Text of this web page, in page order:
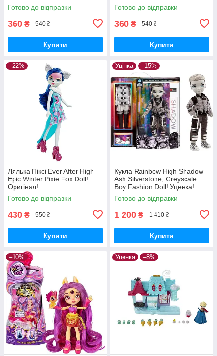
Готово до відправки
360 ₴ 540 ₴
Купити
Готово до відправки
360 ₴ 540 ₴
Купити
–22%
Лялька Піксі Ever After High
Epic Winter Pixie Fox Doll!
Оригінал!
Готово до відправки
430 ₴ 550 ₴
Купити
Уцінка –15%
Кукла Rainbow High Shadow
Ash Silverstone, Greyscale
Boy Fashion Doll! Уценка!
Готово до відправки
1 200 ₴ 1 410 ₴
Купити
–10% Уценка –8%